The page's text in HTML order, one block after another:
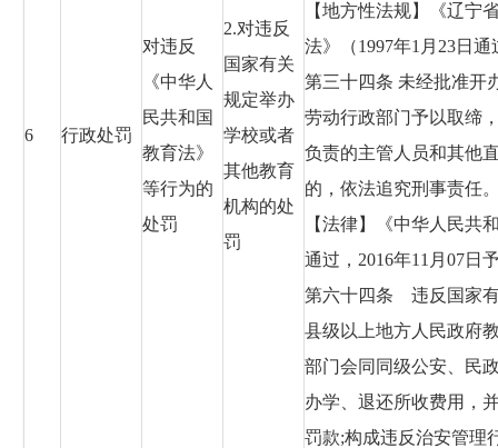
6 行政处罚
对违反
《中华人
民共和国
教育法》
等行为的
处罚
2.对违反
国家有关
规定举办
学校或者
其他教育
机构的处
罚
【地方性法规】《辽宁
法》（1997年1月23日
第三十四条 未经批准开
劳动行政部门予以取缔
负责的主管人员和其他
的，依法追究刑事责任
【法律】《中华人民共
通过，2016年11月07日
第六十四条 违反国家
县级以上地方人民政府
部门会同同级公安、民
办学、退还所收费用，
罚款;构成违反治安管理